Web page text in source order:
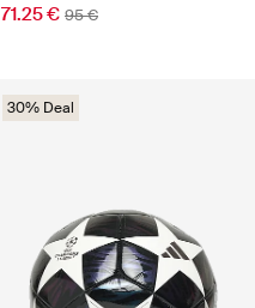
71.25 € 95 €
30% Deal